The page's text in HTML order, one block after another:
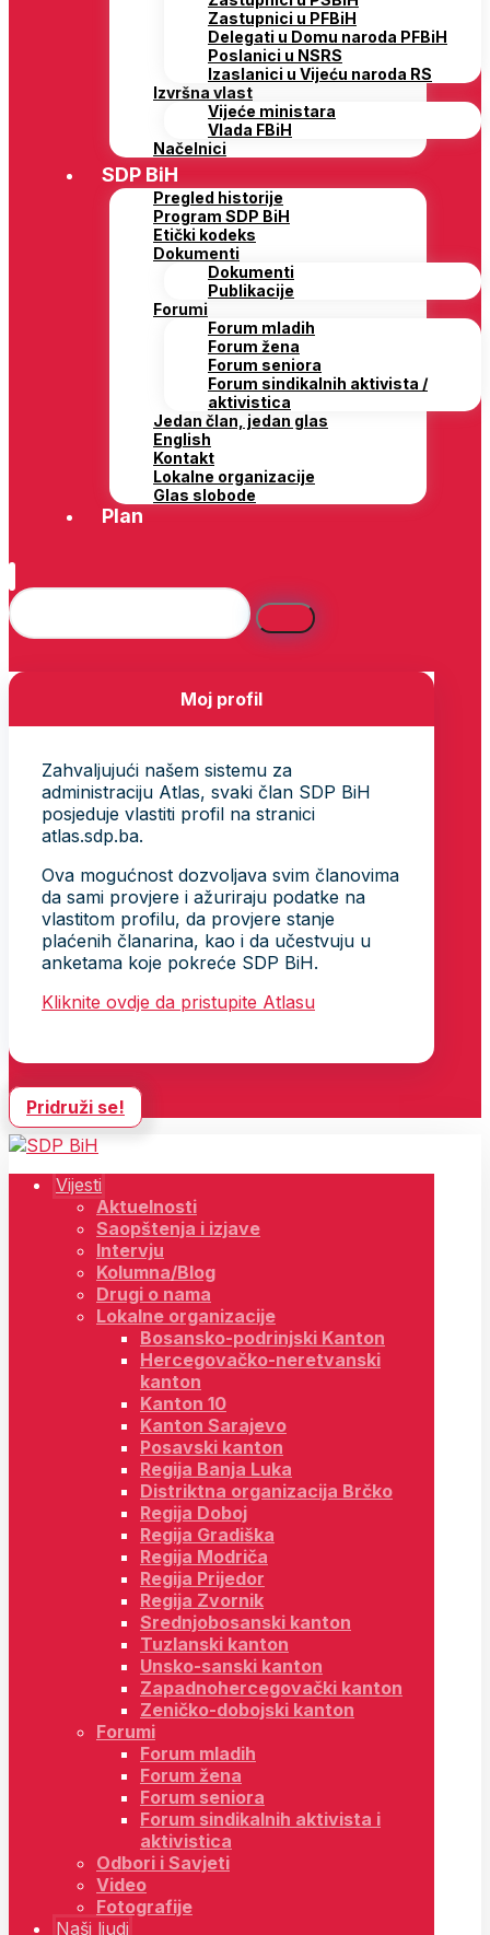
Zastupnici u PFBiH
Delegati u Domu naroda PFBiH
Poslanici u NSRS
Izaslanici u Vijeću naroda RS
Izvršna vlast
Vijeće ministara
Vlada FBiH
Načelnici
SDP BiH
Pregled historije
Program SDP BiH
Etički kodeks
Dokumenti
Dokumenti
Publikacije
Forumi
Forum mladih
Forum žena
Forum seniora
Forum sindikalnih aktivista /
aktivistica
Jedan član, jedan glas
English
Kontakt
Lokalne organizacije
Glas slobode
Plan
Moj profil
Zahvaljujući našem sistemu za
administraciju Atlas, svaki član SDP BiH
posjeduje vlastiti profil na stranici
atlas.sdp.ba.
Ova mogućnost dozvoljava svim članovima
da sami provjere i ažuriraju podatke na
vlastitom profilu, da provjere stanje
plaćenih članarina, kao i da učestvuju u
anketama koje pokreće SDP BiH.
Kliknite ovdje da pristupite Atlasu
Pridruži se!
Vijesti
Aktuelnosti
Saopštenja i izjave
Intervju
Kolumna/Blog
Drugi o nama
Lokalne organizacije
Bosansko-podrinjski Kanton
Hercegovačko-neretvanski
kanton
Kanton 10
Kanton Sarajevo
Posavski kanton
Regija Banja Luka
Distriktna organizacija Brčko
Regija Doboj
Regija Gradiška
Regija Modriča
Regija Prijedor
Regija Zvornik
Srednjobosanski kanton
Tuzlanski kanton
Unsko-sanski kanton
Zapadnohercegovački kanton
Zeničko-dobojski kanton
Forumi
Forum mladih
Forum žena
Forum seniora
Forum sindikalnih aktivista i
aktivistica
Odbori i Savjeti
Video
Fotografije
Naši ljudi